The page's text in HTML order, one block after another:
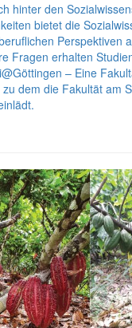
hinter den
bietet die
Perspektiven
Fragen erhalten
– Eine
zu dem die Fakultät am